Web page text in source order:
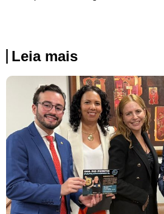
Leia mais